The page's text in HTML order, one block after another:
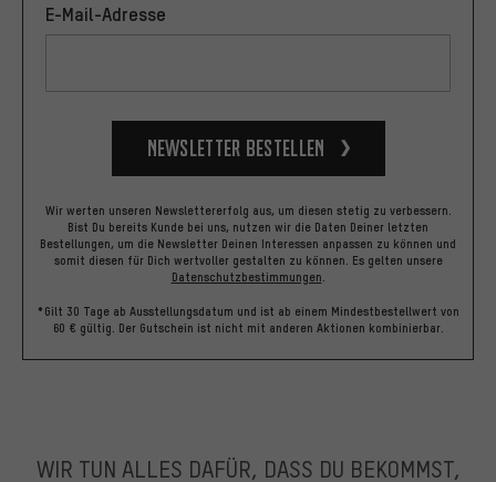
E-Mail-Adresse
Newsletter bestellen
Wir werten unseren Newslettererfolg aus, um diesen stetig zu verbessern.
Bist Du bereits Kunde bei uns, nutzen wir die Daten Deiner letzten
Bestellungen, um die Newsletter Deinen Interessen anpassen zu können und
somit diesen für Dich wertvoller gestalten zu können. Es gelten unsere
Datenschutzbestimmungen.
*Gilt 30 Tage ab Ausstellungsdatum und ist ab einem Mindestbestellwert von
60 € gültig. Der Gutschein ist nicht mit anderen Aktionen kombinierbar.
WIR TUN ALLES DAFÜR, DASS DU BEKOMMST,